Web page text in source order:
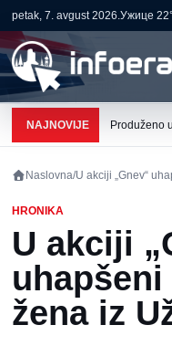
petak, 7. avgust 2026.Ужице
NAJNOVIJE Produženo
Naslovna/U akciji „Gnev“
HRONIKA
U akciji
žena iz